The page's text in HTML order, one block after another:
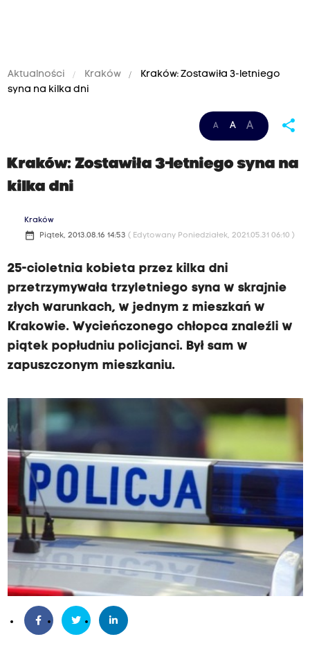
Aktualności Kraków
Kraków: Zostawiła 3-letniego
syna na kilka dni
A A A share
Kraków: Zostawiła 3-letniego syna na
kilka dni
Kraków
date_range Piątek, 2013.08.16 14:53 ( Edytowany Poniedziałek, 2021.05.31 06:10 )
25-cioletnia kobieta przez kilka dni
przetrzymywała trzyletniego syna w skrajnie
złych warunkach, w jednym z mieszkań w
Krakowie. Wycieńczonego chłopca znaleźli w
piątek popłudniu policjanci. Był sam w
zapuszczonym mieszkaniu.